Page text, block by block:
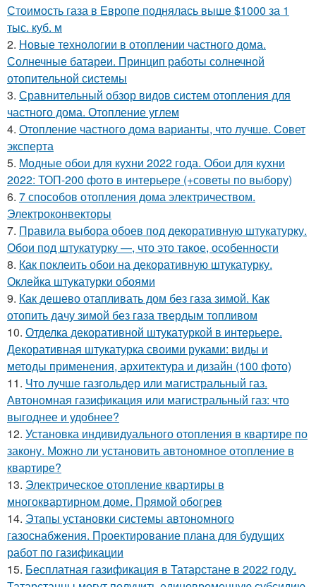
Стоимость газа в Европе поднялась выше $1000 за 1
тыс. куб. м
2. Новые технологии в отоплении частного дома.
Солнечные батареи. Принцип работы солнечной
отопительной системы
3. Сравнительный обзор видов систем отопления для
частного дома. Отопление углем
4. Отопление частного дома варианты, что лучше. Совет
эксперта
5. Модные обои для кухни 2022 года. Обои для кухни
2022: ТОП-200 фото в интерьере (+советы по выбору)
6. 7 способов отопления дома электричеством.
Электроконвекторы
7. Правила выбора обоев под декоративную штукатурку.
Обои под штукатурку —, что это такое, особенности
8. Как поклеить обои на декоративную штукатурку.
Оклейка штукатурки обоями
9. Как дешево отапливать дом без газа зимой. Как
отопить дачу зимой без газа твердым топливом
10. Отделка декоративной штукатуркой в интерьере.
Декоративная штукатурка своими руками: виды и
методы применения, архитектура и дизайн (100 фото)
11. Что лучше газгольдер или магистральный газ.
Автономная газификация или магистральный газ: что
выгоднее и удобнее?
12. Установка индивидуального отопления в квартире по
закону. Можно ли установить автономное отопление в
квартире?
13. Электрическое отопление квартиры в
многоквартирном доме. Прямой обогрев
14. Этапы установки системы автономного
газоснабжения. Проектирование плана для будущих
работ по газификации
15. Бесплатная газификация в Татарстане в 2022 году.